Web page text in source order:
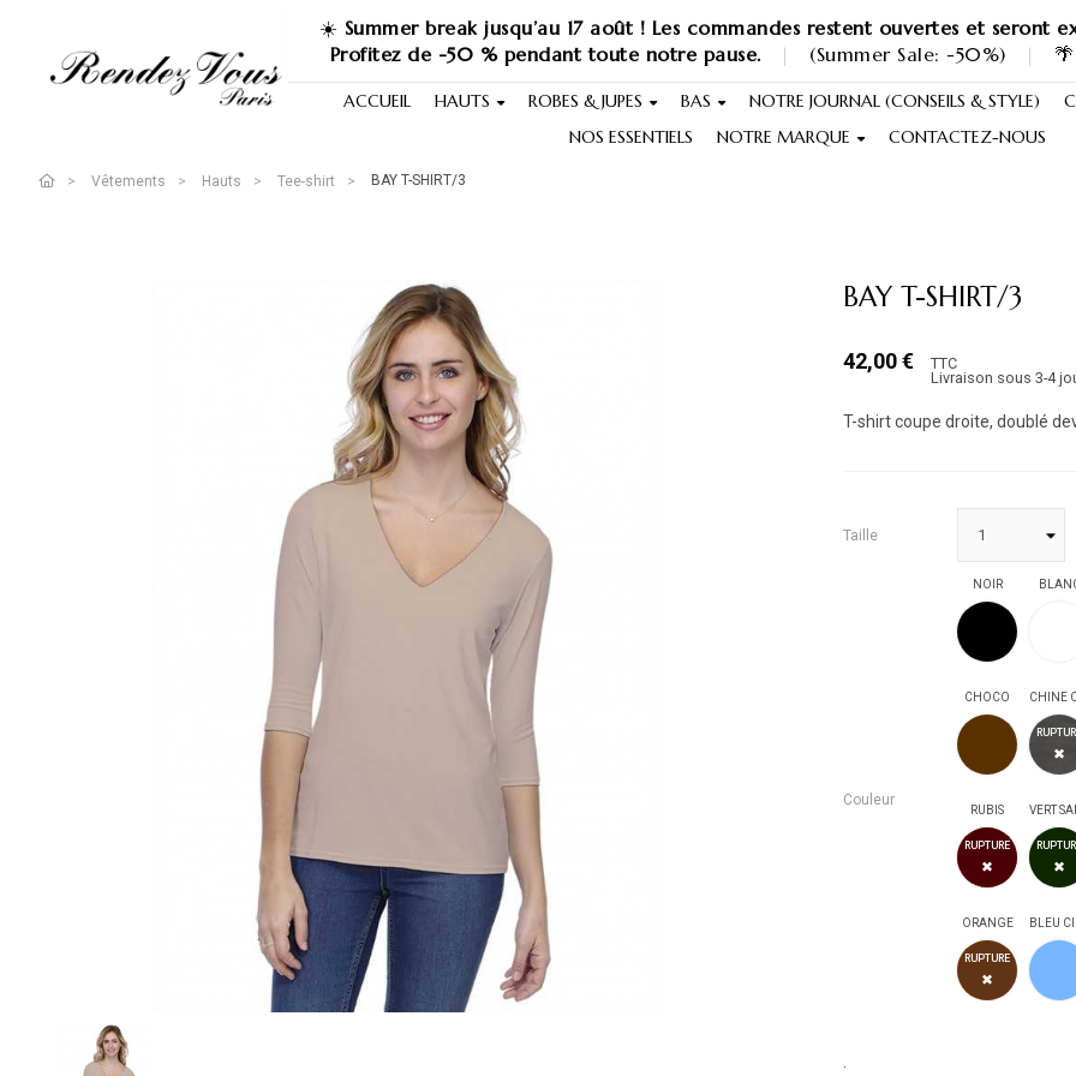
☀️ Summer break jusqu’au 17 août ! Les commandes restent ouvertes et seront
Profitez de -50 % pendant toute notre pause.
| (Summer Sale: -50%) |
ACCUEIL HAUTS ROBES & JUPES BAS NOTRE JOURNAL (CONSEILS & STYLE)
NOS ESSENTIELS
NOTRE MARQUE CONTACTEZ-NOUS
Vêtements Hauts Tee-shirt BAY T-SHIRT/3
BAY T-SHIRT/3
42,00 €
TTC
Livraison sous 3-4
T-shirt coupe droite, doublé
Taille
Couleur
NOIR
CHOCO
CHOCO
✖
RUBIS
RUPTURE
✖
RUBIS
✖
ORANGE
RUPTURE
✖
BLEU